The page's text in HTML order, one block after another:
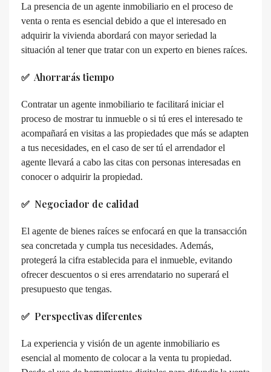
La presencia de un agente inmobiliario en el proceso de
venta o renta es esencial debido a que el interesado en
adquirir la vivienda abordará con mayor seriedad la
situación al tener que tratar con un experto en bienes raíces.
✅ Ahorrarás tiempo
Contratar un agente inmobiliario te facilitará iniciar el
proceso de mostrar tu inmueble o si tú eres el interesado te
acompañará en visitas a las propiedades que más se adapten
a tus necesidades, en el caso de ser tú el arrendador el
agente llevará a cabo las citas con personas interesadas en
conocer o adquirir la propiedad.
✅ Negociador de calidad
El agente de bienes raíces se enfocará en que la transacción
sea concretada y cumpla tus necesidades. Además,
protegerá la cifra establecida para el inmueble, evitando
ofrecer descuentos o si eres arrendatario no superará el
presupuesto que tengas.
✅ Perspectivas diferentes
La experiencia y visión de un agente inmobiliario es
esencial al momento de colocar a la venta tu propiedad.